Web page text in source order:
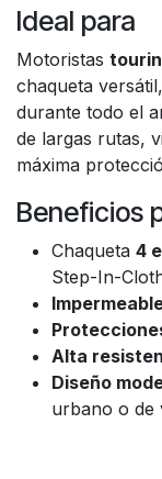
Ideal para
Motoristas
chaqueta
durante todo el
de largas rutas,
máxima
Beneficios
Chaqueta 4
Step-In-
Alta
Diseño
urbano o de